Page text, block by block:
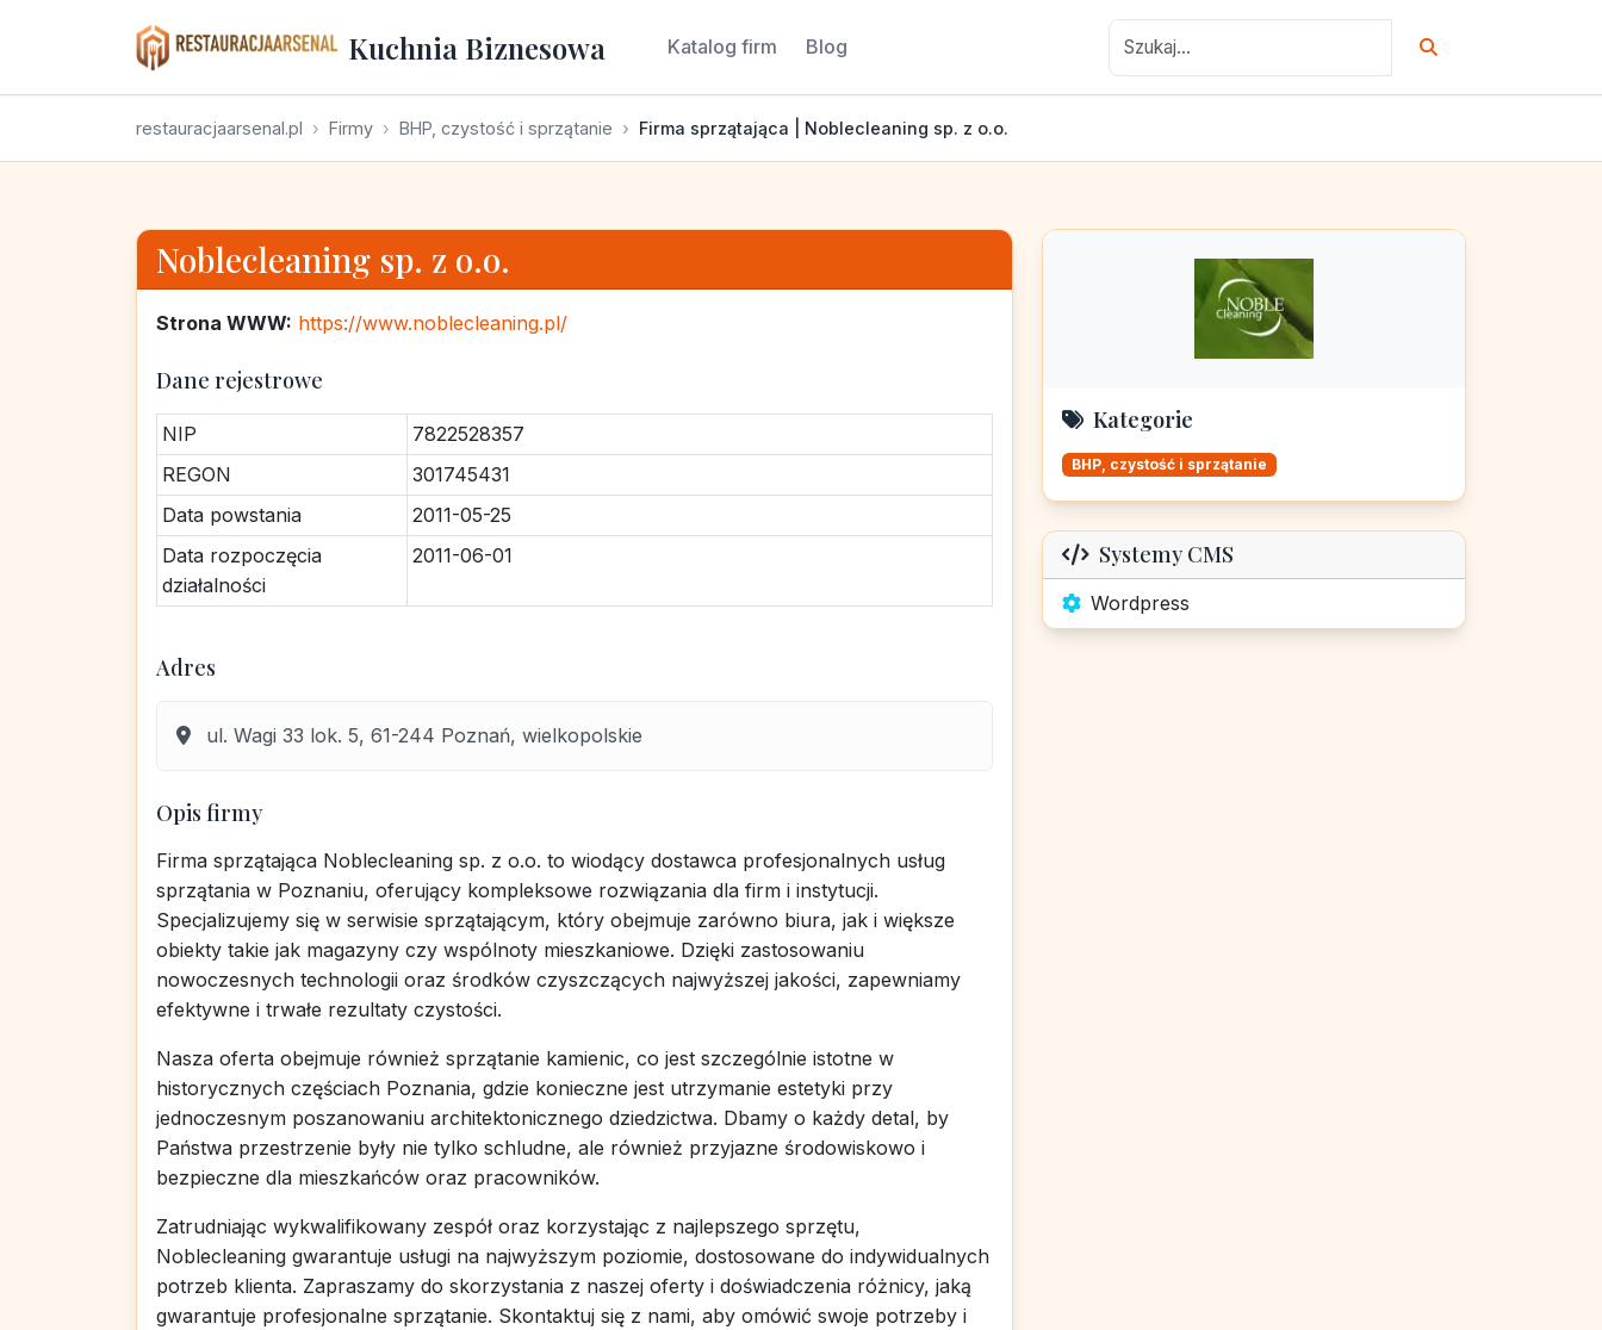
Kuchnia Biznesowa Katalog firm Blog
restauracjaarsenal.pl Firmy BHP, czystość i sprzątanie Firma sprzątająca | Noblecleaning sp. z o.o.
Noblecleaning sp. z o.o.
Strona WWW: https://www.noblecleaning.pl/
Dane rejestrowe
NIP
7822528357
REGON
301745431
Data powstania
2011-05-25
Data rozpoczęcia
działalności
2011-06-01
Adres
ul. Wagi 33 lok. 5, 61-244 Poznań, wielkopolskie
Opis firmy
Firma sprzątająca Noblecleaning sp. z o.o. to wiodący dostawca profesjonalnych usług
sprzątania w Poznaniu, oferujący kompleksowe rozwiązania dla firm i instytucji.
Specjalizujemy się w serwisie sprzątającym, który obejmuje zarówno biura, jak i większe
obiekty takie jak magazyny czy wspólnoty mieszkaniowe. Dzięki zastosowaniu
nowoczesnych technologii oraz środków czyszczących najwyższej jakości, zapewniamy
efektywne i trwałe rezultaty czystości.
Nasza oferta obejmuje również sprzątanie kamienic, co jest szczególnie istotne w
historycznych częściach Poznania, gdzie konieczne jest utrzymanie estetyki przy
jednoczesnym poszanowaniu architektonicznego dziedzictwa. Dbamy o każdy detal, by
Państwa przestrzenie były nie tylko schludne, ale również przyjazne środowiskowo i
bezpieczne dla mieszkańców oraz pracowników.
Zatrudniając wykwalifikowany zespół oraz korzystając z najlepszego sprzętu,
Noblecleaning gwarantuje usługi na najwyższym poziomie, dostosowane do indywidualnych
potrzeb klienta. Zapraszamy do skorzystania z naszej oferty i doświadczenia różnicy, jaką
gwarantuje profesjonalne sprzątanie. Skontaktuj się z nami, aby omówić swoje potrzeby i
Kategorie
BHP, czystość i sprzątanie
Systemy CMS
Wordpress